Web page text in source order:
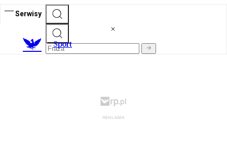
Serwisy
Sport